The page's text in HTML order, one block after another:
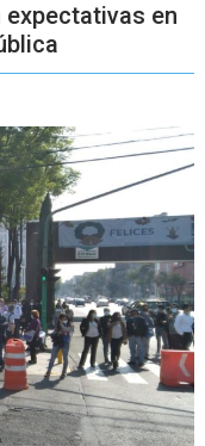
expectativas en